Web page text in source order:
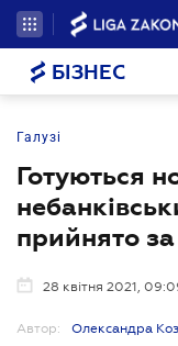
БІЗНЕС
Галузі
Готуються
прийнято
28 квітня 2021,
Автор: Олександра